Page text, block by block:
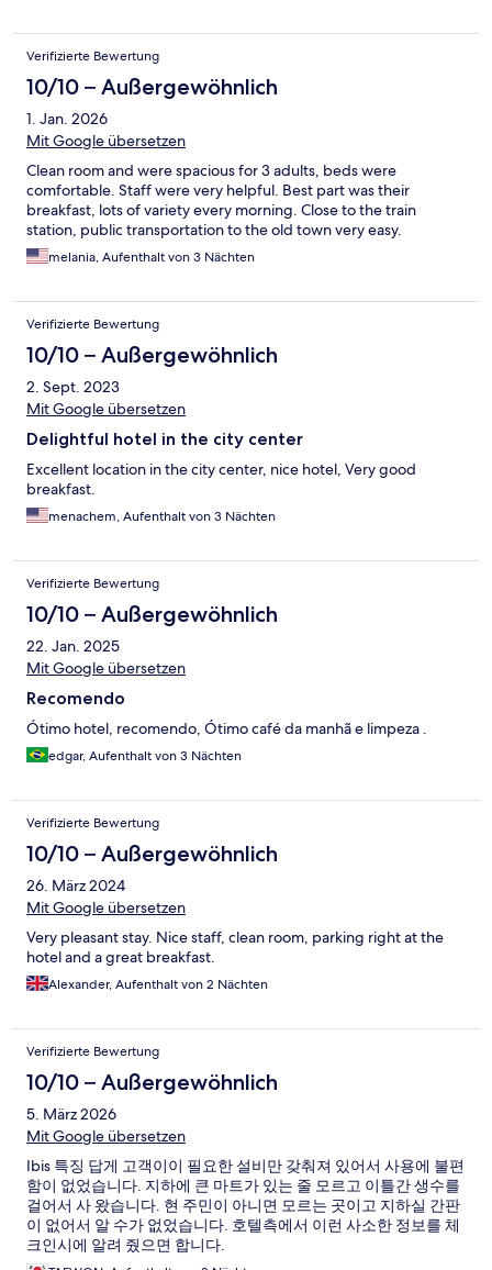
Verifizierte Bewertung
10/10 – Außergewöhnlich
1. Jan. 2026
Mit Google übersetzen
Clean room and were spacious for 3 adults, beds were
comfortable. Staff were very helpful. Best part was their
breakfast, lots of variety every morning. Close to the train
station, public transportation to the old town very easy.
melania, Aufenthalt von 3 Nächten
Verifizierte Bewertung
10/10 – Außergewöhnlich
2. Sept. 2023
Mit Google übersetzen
Delightful hotel in the city center
Excellent location in the city center, nice hotel, Very good
breakfast.
menachem, Aufenthalt von 3 Nächten
Verifizierte Bewertung
10/10 – Außergewöhnlich
22. Jan. 2025
Mit Google übersetzen
Recomendo
Ótimo hotel, recomendo, Ótimo café da manhã e limpeza .
edgar, Aufenthalt von 3 Nächten
Verifizierte Bewertung
10/10 – Außergewöhnlich
26. März 2024
Mit Google übersetzen
Very pleasant stay. Nice staff, clean room, parking right at the
hotel and a great breakfast.
Alexander, Aufenthalt von 2 Nächten
Verifizierte Bewertung
10/10 – Außergewöhnlich
5. März 2026
Mit Google übersetzen
Ibis 특징 답게 고객이이 필요한 설비만 갖춰져 있어서 사용에 불편
함이 없었습니다. 지하에 큰 마트가 있는 줄 모르고 이틀간 생수를
걸어서 사 왔습니다. 현 주민이 아니면 모르는 곳이고 지하실 간판
이 없어서 알 수가 없었습니다. 호텔측에서 이런 사소한 정보를 체
크인시에 알려 줬으면 합니다.